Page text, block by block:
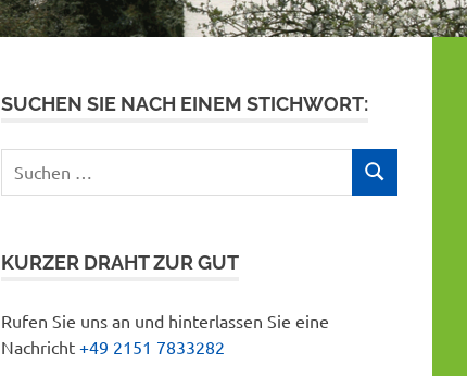
SUCHEN SIE NACH EINEM STICHWORT:
Suchen
SUCHEN
KURZER DRAHT ZUR GUT
Rufen Sie uns an und hinterlassen Sie eine
Nachricht+49 2151 7833282